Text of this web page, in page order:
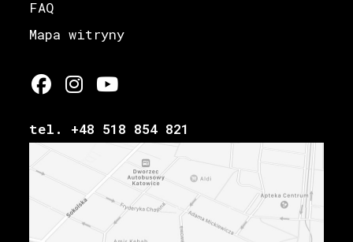
FAQ
Mapa witryny
tel. +48 518 854 821